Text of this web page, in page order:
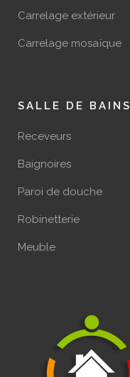
Carrelage extérieur
Carrelage mosaïque
SALLE DE BAINS
Receveurs
Baignoires
Paroi de douche
Robinetterie
Meuble